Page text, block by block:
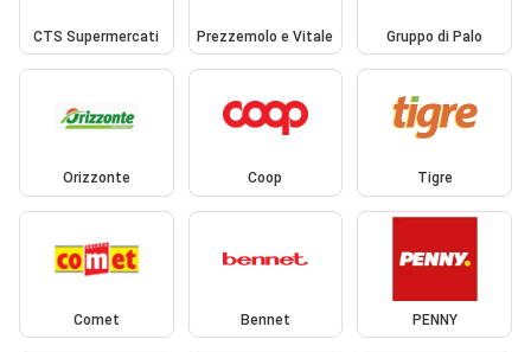
CTS Supermercati Prezzemolo e Vitale Gruppo di Palo
Orizzonte Coop Tigre
Comet Bennet PENNY